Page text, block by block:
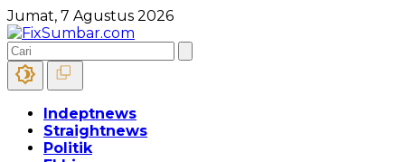
Jumat, 7 Agustus 2026
Indeptnews
Straightnews
Politik